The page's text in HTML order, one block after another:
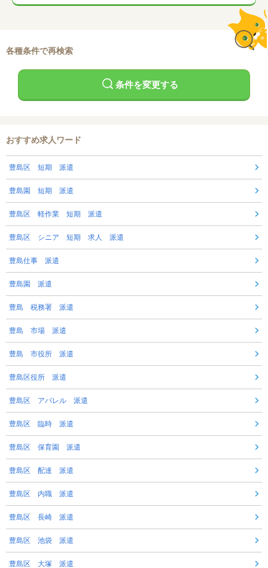
各種条件で再検索
条件を変更する
おすすめ求人ワード
豊島区 短期 派遣
豊島園 短期 派遣
豊島区 軽作業 短期 派遣
豊島区 シニア 短期 求人 派遣
豊島仕事 派遣
豊島園 派遣
豊島 税務署 派遣
豊島 市場 派遣
豊島 市役所 派遣
豊島区役所 派遣
豊島区 アパレル 派遣
豊島区 臨時 派遣
豊島区 保育園 派遣
豊島区 配達 派遣
豊島区 内職 派遣
豊島区 長崎 派遣
豊島区 池袋 派遣
豊島区 大塚 派遣